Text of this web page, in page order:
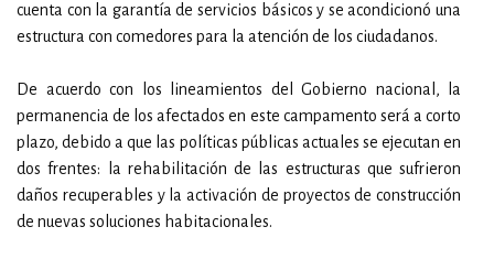
cuenta con la garantía de servicios básicos y se acondicionó una
estructura con comedores para la atención de los ciudadanos.
De acuerdo con los lineamientos del Gobierno nacional, la
permanencia de los afectados en este campamento será a corto
plazo, debido a que las políticas públicas actuales se ejecutan en
dos frentes: la rehabilitación de las estructuras que sufrieron
daños recuperables y la activación de proyectos de construcción
de nuevas soluciones habitacionales.